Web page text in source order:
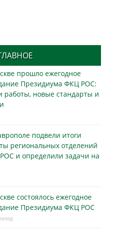
прошло ежегодное
Президиума ФКЦ РОС:
работы, новые стандарты и
подвели итоги
региональных отделений
и определили задачи на
состоялось ежегодное
Президиума ФКЦ РОС